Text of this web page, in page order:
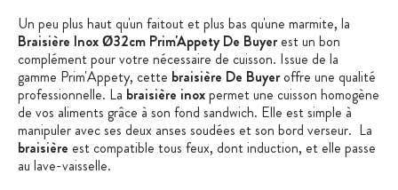
Un peu plus haut qu'un faitout et plus bas qu'une marmite, la
Braisière Inox Ø32cm Prim'Appety De Buyerest un bon
complément pour votre nécessaire de cuisson. Issue de la
gamme Prim'Appety, cette braisière De Buyeroffre une qualité
professionnelle. La braisière inoxpermet une cuisson homogène
de vos aliments grâce à son fond sandwich. Elle est simple à
manipuler avec ses deux anses soudées et son bord verseur. La
braisière est compatible tous feux, dont induction, et elle passe
au lave-vaisselle.